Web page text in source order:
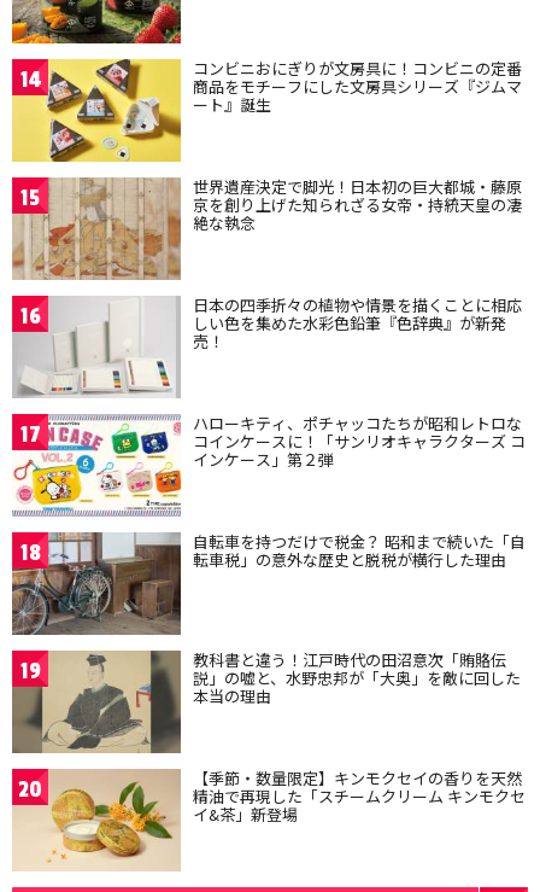
14 コンビニおにぎりが文房具に！コンビニの定番
商品をモチーフにした文房具シリーズ『ジムマ
ート』誕生
15 世界遺産決定で脚光！日本初の巨大都城・藤原
京を創り上げた知られざる女帝・持統天皇の凄
絶な執念
16 日本の四季折々の植物や情景を描くことに相応
しい色を集めた水彩色鉛筆『色辞典』が新発
売！
17 ハローキティ、ポチャッコたちが昭和レトロな
コインケースに！「サンリオキャラクターズ コ
インケース」第２弾
18 自転車を持つだけで税金？ 昭和まで続いた「自
転車税」の意外な歴史と脱税が横行した理由
19 教科書と違う！江戸時代の田沼意次「賄賂伝
説」の嘘と、水野忠邦が「大奥」を敵に回した
本当の理由
20 【季節・数量限定】キンモクセイの香りを天然
精油で再現した「スチームクリーム キンモクセ
イ&茶」新登場